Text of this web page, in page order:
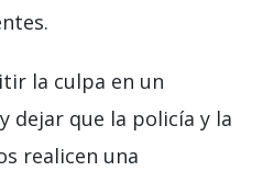
la culpa en un
dejar que la policía y la
realicen una